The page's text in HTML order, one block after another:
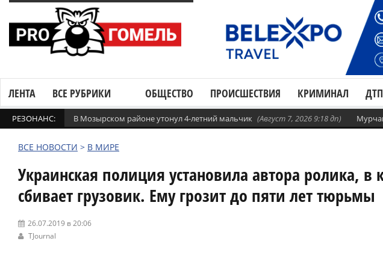
ЛЕНТА ВСЕ РУБРИКИ ОБЩЕСТВО ПРОИСШЕСТВИЯ КРИМИНАЛ ДТП
РЕЗОНАНС: В Мозырском районе утонул 4-летний мальчик (Август 7, 2026 9:18 дп)
ВСЕ НОВОСТИ > В МИРЕ
Украинская полиция установила автора ролика, в
сбивает грузовик. Ему грозит до пяти лет тюрьмы
26.07.2019 в 20:06
TJournal